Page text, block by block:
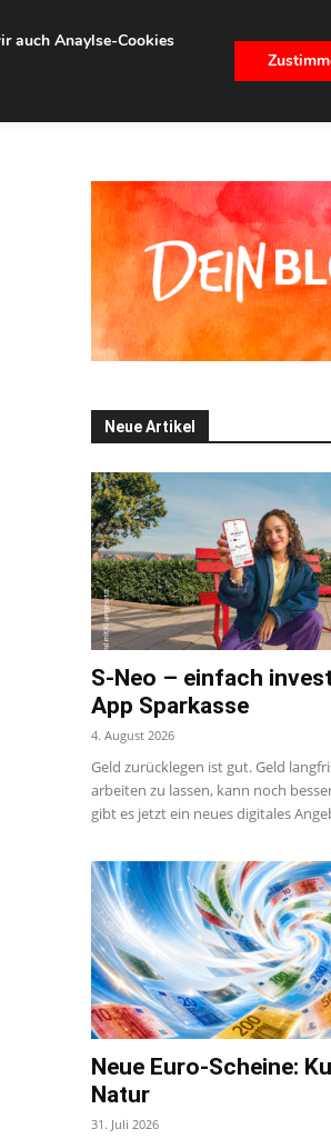
Neue Artikel
S-Neo – einfach
App Sparkasse
4. August 2026
Geld zurücklegen ist gut. Geld
arbeiten zu lassen, kann noch
gibt es jetzt ein neues digitales
Neue Euro-Scheine:
Natur
31. Juli 2026
auch Anaylse-Cookies